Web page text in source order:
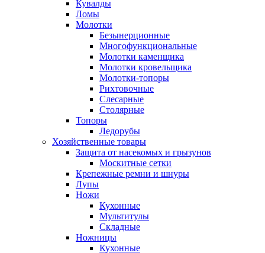
Кувалды
Ломы
Молотки
Безынерционные
Многофункциональные
Молотки каменщика
Молотки кровельщика
Молотки-топоры
Рихтовочные
Слесарные
Столярные
Топоры
Ледорубы
Хозяйственные товары
Защита от насекомых и грызунов
Москитные сетки
Крепежные ремни и шнуры
Лупы
Ножи
Кухонные
Мультитулы
Складные
Ножницы
Кухонные